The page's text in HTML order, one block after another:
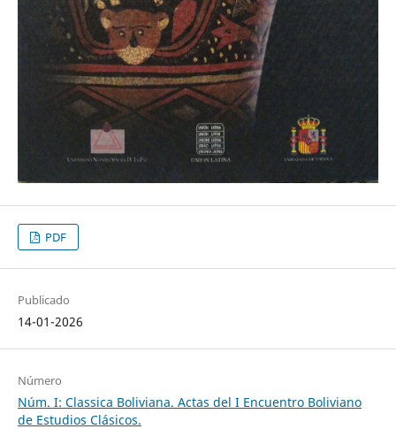
PDF
Publicado
14-01-2026
Número
Núm. I: Classica Boliviana. Actas del I Encuentro Boliviano
de Estudios Clásicos.